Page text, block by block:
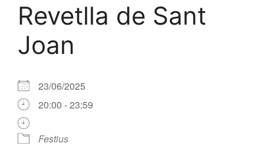
contingut
Revetlla de Sant
Joan
23/06/2025
20:00 - 23:59
Festius